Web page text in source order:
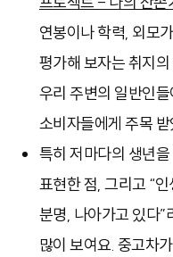
연봉이나 학력, 외모
평가해 보자는 취지
우리 주변의 일반인
소비자들에게 주목 받
특히 저마다의 생년
표현한 점, 그리고 “
분명, 나아가고 있다”
많이 보여요. 중고차